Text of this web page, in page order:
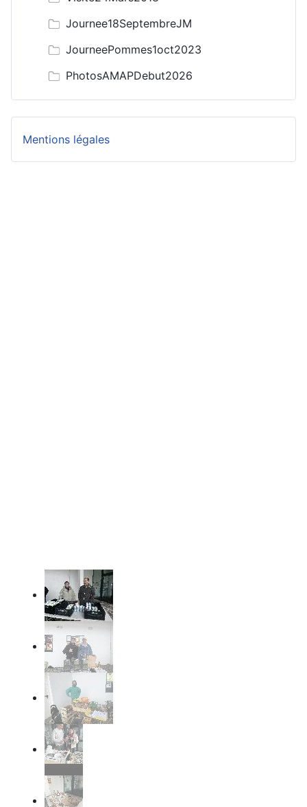
Journee18SeptembreJM
JourneePommes1oct2023
PhotosAMAPDebut2026
Mentions légales